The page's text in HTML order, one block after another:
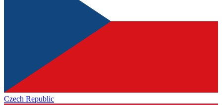
Czech Republic